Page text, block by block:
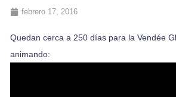
febrero 17, 2016
Quedan cerca a 250 días para la Vendée
animando: